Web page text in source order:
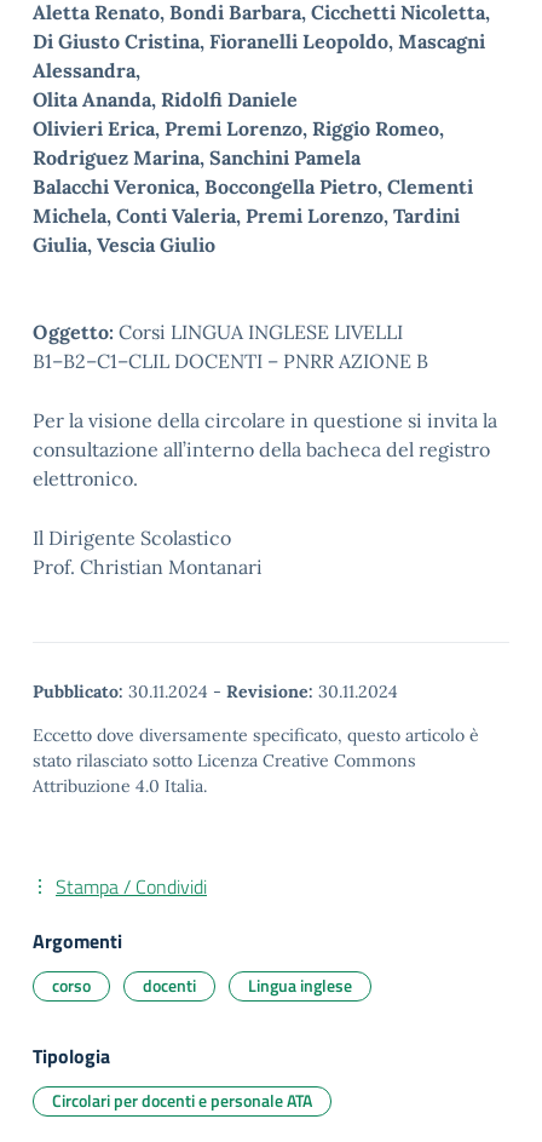
Aletta Renato, Bondi Barbara, Cicchetti Nicoletta,
Di Giusto Cristina, Fioranelli Leopoldo, Mascagni
Alessandra,
Olita Ananda, Ridolfi Daniele
Olivieri Erica, Premi Lorenzo, Riggio Romeo,
Rodriguez Marina, Sanchini Pamela
Balacchi Veronica, Boccongella Pietro, Clementi
Michela, Conti Valeria, Premi Lorenzo, Tardini
Giulia, Vescia Giulio
Oggetto: Corsi LINGUA INGLESE LIVELLI
B1–B2–C1–CLIL DOCENTI – PNRR AZIONE B
Per la visione della circolare in questione si invita la
consultazione all’interno della bacheca del registro
elettronico.
Il Dirigente Scolastico
Prof. Christian Montanari
Pubblicato: 30.11.2024 - Revisione: 30.11.2024
Eccetto dove diversamente specificato, questo articolo è
stato rilasciato sotto Licenza Creative Commons
Attribuzione 4.0 Italia.
Stampa / Condividi
Argomenti
corso docenti Lingua inglese
Tipologia
Circolari per docenti e personale ATA